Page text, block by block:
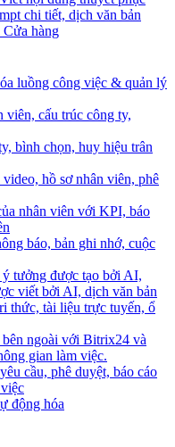
chi tiết, dịch văn bản
hàng
luồng công việc & quản lý
viên, cấu trúc công ty,
bình chọn, huy hiệu trân
hồ sơ nhân viên, phê
nhân viên với KPI, báo
báo, bản ghi nhớ, cuộc
ý tưởng được tạo bởi AI,
viết bởi AI, dịch văn bản
thức, tài liệu trực tuyến, ổ
ngoài với Bitrix24 và
gian làm việc.
cầu, phê duyệt, báo cáo
động hóa